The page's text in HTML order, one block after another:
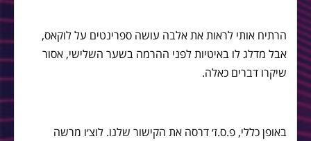
הרתיח אותי לראות את אלבה עושה ספרינטים על לוקאס,
אבל מדלג לו באיטיות לפני ההרמה בשער השלישי, אסור
שיקרו דברים כאלה.
באופן כללי, פ.ס.ז׳ דרסה את הקישור שלנו. לוצ׳ו מרשה